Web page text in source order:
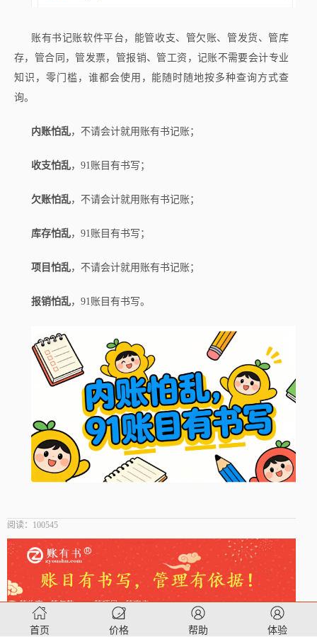
账有书记账软件平台，能管收支、管欠账、管发货、管库
存，管合同，管发票，管报销、管工资，记账不需要会计专业
知识，零门槛，谁都会使用，能随时随地按多种查询方式查
询。
内账怕乱，不请会计就用账有书记账；
收支怕乱，91账目有书写；
欠账怕乱，不请会计就用账有书记账；
库存怕乱，91账目有书写；
项目怕乱，不请会计就用账有书记账；
报销怕乱，91账目有书写。
阅读： 100545
首页 价格 帮助 体验